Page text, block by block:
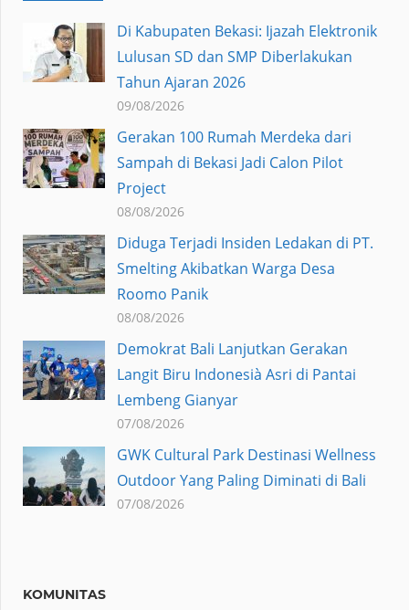
Di Kabupaten Bekasi: Ijazah Elektronik
Lulusan SD dan SMP Diberlakukan
Tahun Ajaran 2026
09/08/2026
Gerakan 100 Rumah Merdeka dari
Sampah di Bekasi Jadi Calon Pilot
Project
08/08/2026
Diduga Terjadi Insiden Ledakan di PT.
Smelting Akibatkan Warga Desa
Roomo Panik
08/08/2026
Demokrat Bali Lanjutkan Gerakan
Langit Biru Indonesià Asri di Pantai
Lembeng Gianyar
07/08/2026
GWK Cultural Park Destinasi Wellness
Outdoor Yang Paling Diminati di Bali
07/08/2026
KOMUNITAS